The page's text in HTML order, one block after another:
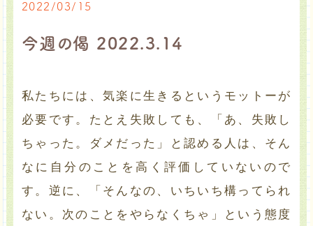
2022/03/15
今週の偈 2022.3.14
私たちには、気楽に生きるというモットーが
必要です。たとえ失敗しても、「あ、失敗し
ちゃった。ダメだった」と認める人は、そん
なに自分のことを高く評価していないので
す。逆に、「そんなの、いちいち構ってられ
ない。次のことをやらなくちゃ」という態度